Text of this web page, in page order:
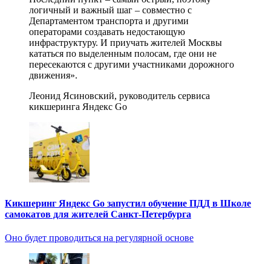
логичный и важный шаг – совместно с
Департаментом транспорта и другими
операторами создавать недостающую
инфраструктуру. И приучать жителей Москвы
кататься по выделенным полосам, где они не
пересекаются с другими участниками дорожного
движения».
Леонид Ясиновский, руководитель сервиса
кикшеринга Яндекс Go
Кикшеринг Яндекс Go запустил обучение ПДД в Школе
самокатов для жителей Санкт-Петербурга
Оно будет проводиться на регулярной основе